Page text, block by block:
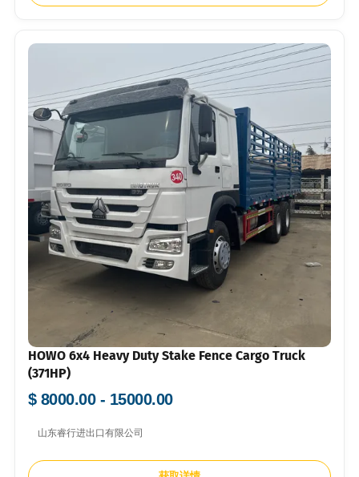
HOWO 6x4 Heavy Duty Stake Fence Cargo Truck
(371HP)
$ 8000.00 - 15000.00
山东睿行进出口有限公司